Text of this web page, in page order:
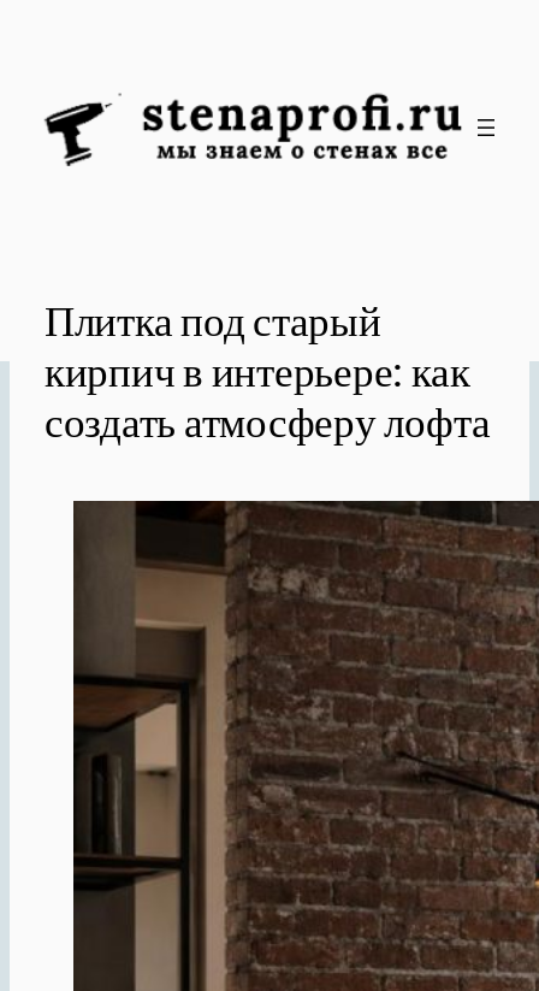
Плитка под старый
кирпич в интерьере: как
создать атмосферу лофта